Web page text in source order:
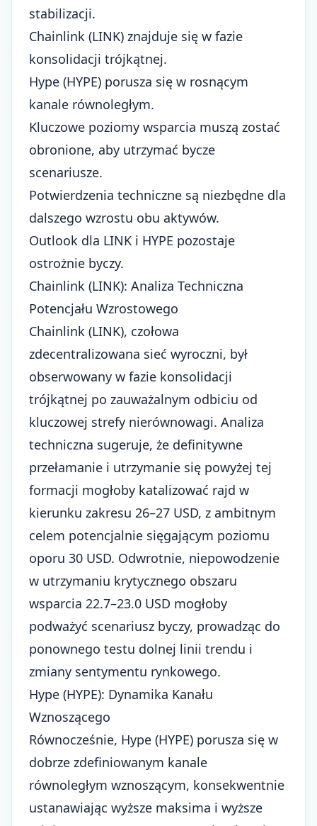
stabilizacji.
Chainlink (LINK) znajduje się w fazie
konsolidacji trójkątnej.
Hype (HYPE) porusza się w rosnącym
kanale równoległym.
Kluczowe poziomy wsparcia muszą zostać
obronione, aby utrzymać bycze
scenariusze.
Potwierdzenia techniczne są niezbędne dla
dalszego wzrostu obu aktywów.
Outlook dla LINK i HYPE pozostaje
ostrożnie byczy.
Chainlink (LINK): Analiza Techniczna
Potencjału Wzrostowego
Chainlink (LINK), czołowa
zdecentralizowana sieć wyroczni, był
obserwowany w fazie konsolidacji
trójkątnej po zauważalnym odbiciu od
kluczowej strefy nierównowagi. Analiza
techniczna sugeruje, że definitywne
przełamanie i utrzymanie się powyżej tej
formacji mogłoby katalizować rajd w
kierunku zakresu 26–27 USD, z ambitnym
celem potencjalnie sięgającym poziomu
oporu 30 USD. Odwrotnie, niepowodzenie
w utrzymaniu krytycznego obszaru
wsparcia 22.7–23.0 USD mogłoby
podważyć scenariusz byczy, prowadząc do
ponownego testu dolnej linii trendu i
zmiany sentymentu rynkowego.
Hype (HYPE): Dynamika Kanału
Wznoszącego
Równocześnie, Hype (HYPE) porusza się w
dobrze zdefiniowanym kanale
równoległym wznoszącym, konsekwentnie
ustanawiając wyższe maksima i wyższe